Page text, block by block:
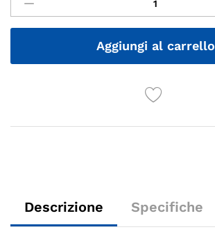
Aggiungi al carrello
Descrizione Specifiche